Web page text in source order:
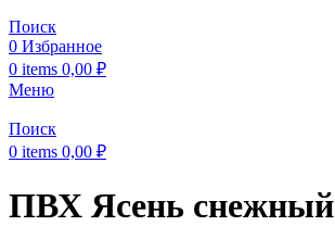
Поиск
0 Избранное
0 items 0,00 ₽
Меню
Поиск
0 items 0,00 ₽
ПВХ Ясень снежный